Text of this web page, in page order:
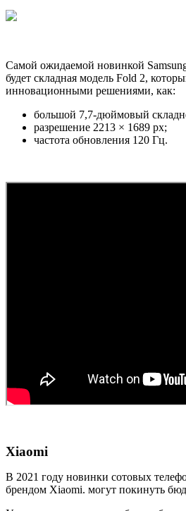
Самой ожидаемой новинкой
будет складная модель Fold 2,
инновационными решениями, как:
большой 7,7-дюймовый
разрешение 2213 × 1689 px;
частота обновления 120 Гц.
Xiaomi
В 2021 году новинки сотовых
брендом Xiaomi. могут покинуть